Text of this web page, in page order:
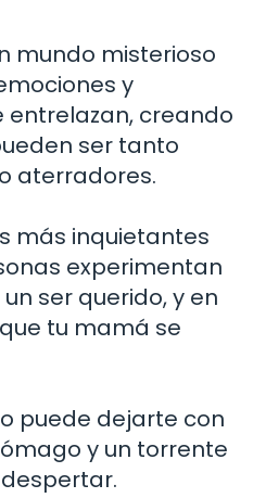
mundo misterioso
y
entrelazan, creando
ser tanto
aterradores.
más inquietantes
experimentan
ser querido, y en
tu mamá se
puede dejarte con
y un torrente